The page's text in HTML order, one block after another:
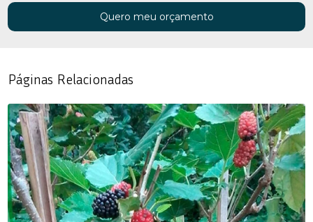
Quero meu orçamento
Páginas Relacionadas